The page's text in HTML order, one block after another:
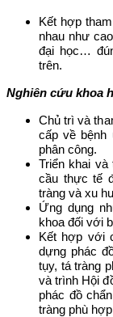
Kết hợp
nhau như
đại học…
trên.
Nghiên cứu khoa
Chủ trì và
cấp về bệnh
phân công.
Triển khai
cầu thực tế
tràng và xu
Ứng dụng
khoa đối với
Kết hợp với
dựng phác
tụy, tá tràng
và trình Hội
phác đồ
tràng phù